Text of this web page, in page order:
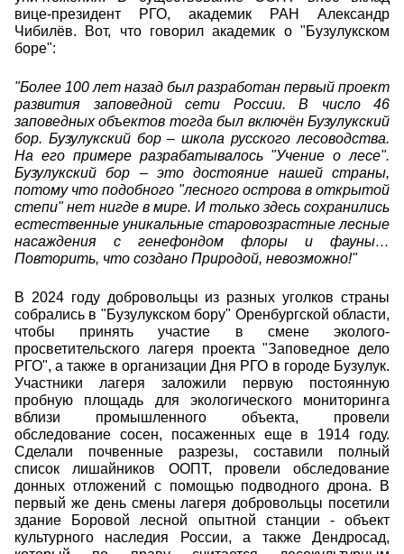
вице-президент РГО, академик РАН Александр
Чибилёв. Вот, что говорил академик о "Бузулукском
боре":
"Более 100 лет назад был разработан первый проект
развития заповедной сети России. В число 46
заповедных объектов тогда был включён Бузулукский
бор. Бузулукский бор – школа русского лесоводства.
На его примере разрабатывалось "Учение о лесе".
Бузулукский бор – это достояние нашей страны,
потому что подобного "лесного острова в открытой
степи" нет нигде в мире. И только здесь сохранились
естественные уникальные старовозрастные лесные
насаждения с генефондом флоры и фауны…
Повторить, что создано Природой, невозможно!"
В 2024 году добровольцы из разных уголков страны
собрались в "Бузулукском бору" Оренбургской области,
чтобы принять участие в смене эколого-
просветительского лагеря проекта "Заповедное дело
РГО", а также в организации Дня РГО в городе Бузулук.
Участники лагеря заложили первую постоянную
пробную площадь для экологического мониторинга
вблизи промышленного объекта, провели
обследование сосен, посаженных еще в 1914 году.
Сделали почвенные разрезы, составили полный
список лишайников ООПТ, провели обследование
донных отложений с помощью подводного дрона. В
первый же день смены лагеря добровольцы посетили
здание Боровой лесной опытной станции - объект
культурного наследия России, а также Дендросад,